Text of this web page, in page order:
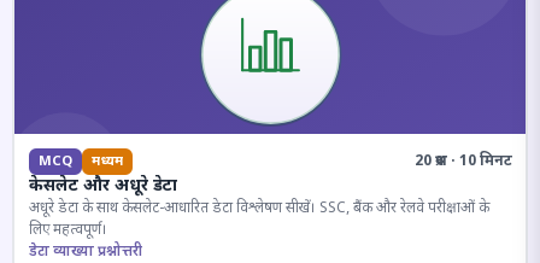
MCQ मध्यम 20 प्रश्न · 10 मिनट
केसलेट और अधूरे डेटा
अधूरे डेटा के साथ केसलेट-आधारित डेटा विश्लेषण सीखें। SSC, बैंक और रेलवे परीक्षाओं के
लिए महत्वपूर्ण।
डेटा व्याख्या प्रश्नोत्तरी